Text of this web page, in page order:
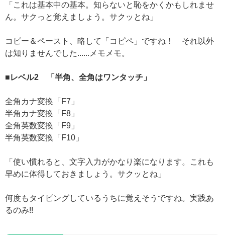
「これは基本中の基本。知らないと恥をかくかもしれませ
ん。サクっと覚えましょう。サクッとね」
コピー＆ペースト、略して「コピペ」ですね！ それ以外
は知りませんでした......メモメモ。
■レベル2 「半角、全角はワンタッチ」
全角カナ変換「F7」
半角カナ変換「F8」
全角英数変換「F9」
半角英数変換「F10」
「使い慣れると、文字入力がかなり楽になります。これも
早めに体得しておきましょう。サクッとね」
何度もタイピングしているうちに覚えそうですね。実践あ
るのみ!!